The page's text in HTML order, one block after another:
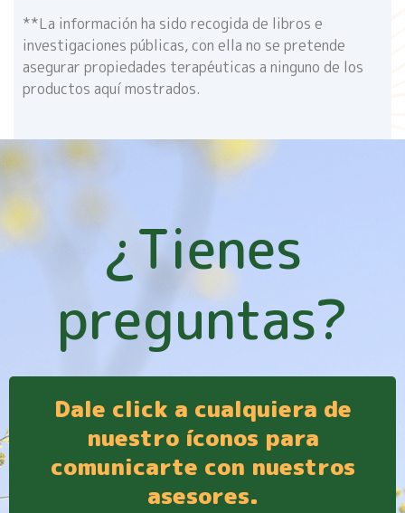
**La información ha sido recogida de libros e
investigaciones públicas, con ella no se pretende
asegurar propiedades terapéuticas a ninguno de los
productos aquí mostrados.
¿Tienes
preguntas?
Dale click a cualquiera de
nuestro íconos para
comunicarte con nuestros
asesores.